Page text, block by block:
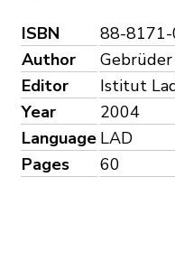
ISBN
88-
Author
Editor
Istitut
Year
2004
Language LAD
Pages
60